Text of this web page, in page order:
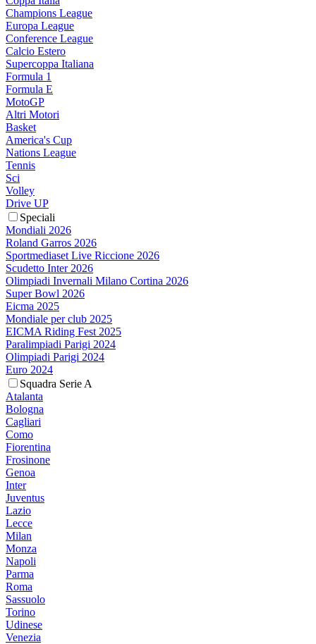
Champions League
Europa League
Conference League
Calcio Estero
Supercoppa Italiana
Formula 1
Formula E
MotoGP
Altri Motori
Basket
America's Cup
Nations League
Tennis
Sci
Volley
Drive UP
Speciali
Mondiali 2026
Roland Garros 2026
Sportmediaset Live Riccione 2026
Scudetto Inter 2026
Olimpiadi Invernali Milano Cortina 2026
Super Bowl 2026
Eicma 2025
Mondiale per club 2025
EICMA Riding Fest 2025
Paralimpiadi Parigi 2024
Olimpiadi Parigi 2024
Euro 2024
Squadra Serie A
Atalanta
Bologna
Cagliari
Como
Fiorentina
Frosinone
Genoa
Inter
Juventus
Lazio
Lecce
Milan
Monza
Napoli
Parma
Roma
Sassuolo
Torino
Udinese
Venezia